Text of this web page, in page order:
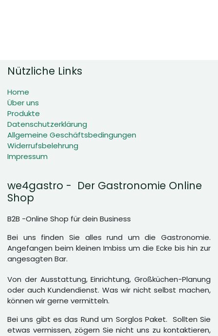
Nützliche Links
Home
Über uns
Produkte
Datenschutzerklärung
Allgemeine Geschäftsbedingungen
Widerrufsbelehrung
Impressum
we4gastro - Der Gastronomie Online
Shop
B2B -Online Shop für dein Business
Bei uns finden Sie alles rund um die Gastronomie.
Angefangen beim kleinen Imbiss um die Ecke bis hin zur
angesagten Bar.
Von der Ausstattung, Einrichtung, Großküchen-Planung
oder auch Kundendienst. Was wir nicht selbst machen,
können wir gerne vermitteln.
Bei uns gibt es das Rund um Sorglos Paket. Sollten Sie
etwas vermissen, zögern Sie nicht uns zu kontaktieren,